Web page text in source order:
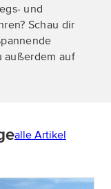
und
Schau dir
außerdem auf
alle Artikel